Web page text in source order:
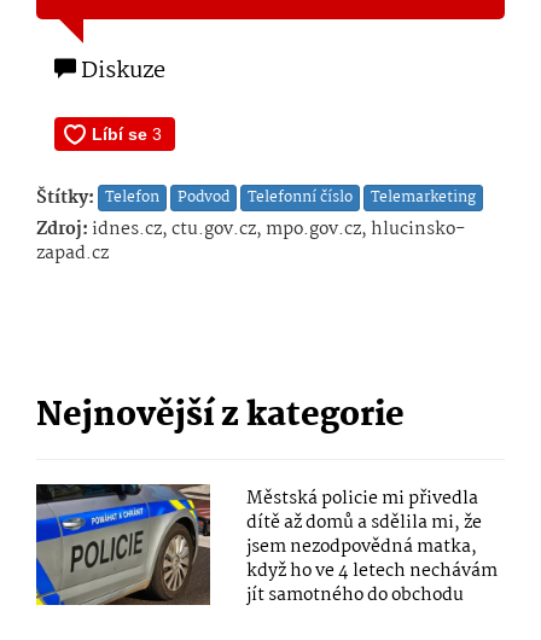
Diskuze
Štítky: Telefon Podvod Telefonní číslo Telemarketing
Zdroj: idnes.cz, ctu.gov.cz, mpo.gov.cz, hlucinsko-
zapad.cz
Nejnovější z kategorie
Městská policie mi přivedla
dítě až domů a sdělila mi, že
jsem nezodpovědná matka,
když ho ve 4 letech nechávám
jít samotného do obchodu